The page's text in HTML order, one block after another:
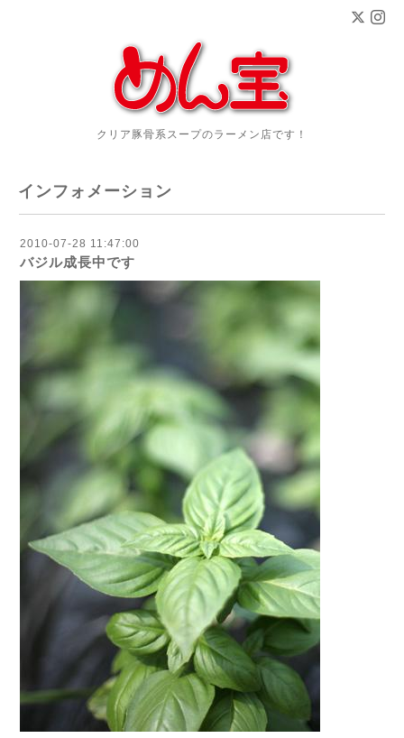
クリア豚骨系スープのラーメン店です！
インフォメーション
2010-07-28 11:47:00
バジル成長中です